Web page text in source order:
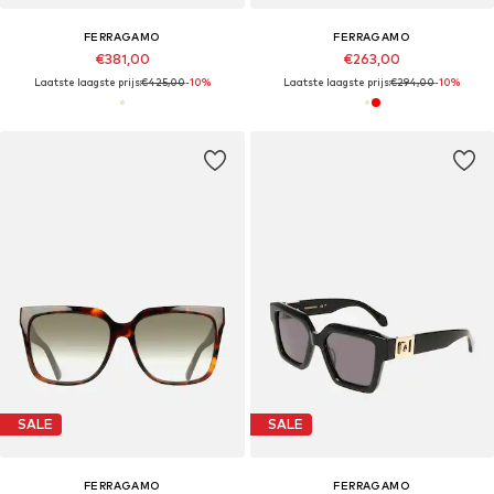
FERRAGAMO
€381,00
Laatste laagste prijs:€425,00-10%
FERRAGAMO
€263,00
Laatste laagste prijs:€294,00-10%
SALE
FERRAGAMO
SALE
FERRAGAMO